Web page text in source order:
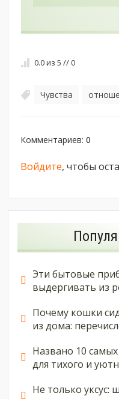
0.0из5 // 0
Чувства
Комментариев:0
Войдите, чтобы
Эти бытовые
выдергивать из
Почему кошки
из дома:
Названо 10
для тихого и
Не только уксус: